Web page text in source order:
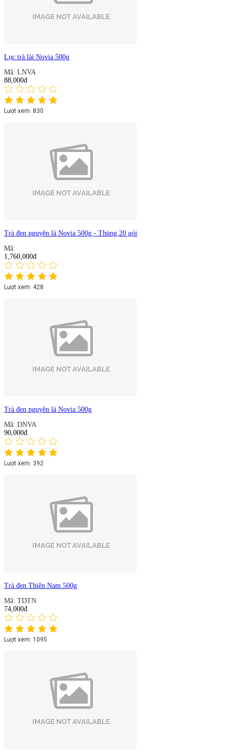
Lục trà lài Novia 500g
Mã: LNVA
88,000đ
Lượt xem: 830
Trà đen nguyên lá Novia 500g - Thùng 20 gói
Mã:
1,760,000đ
Lượt xem: 428
Trà đen nguyên lá Novia 500g
Mã: DNVA
90,000đ
Lượt xem: 392
Trà đen Thiên Nam 500g
Mã: TDTN
74,000đ
Lượt xem: 1095